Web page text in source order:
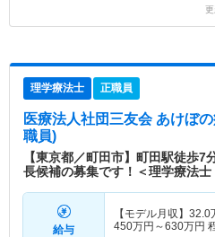
理学療法士 正職員
医療法人社団三友会 あけぼ
職員)
【東京都／町田市】町田駅徒歩
長候補の募集です！＜理学療法士
給与
【モデル月収】 32.0
450万円～630万円